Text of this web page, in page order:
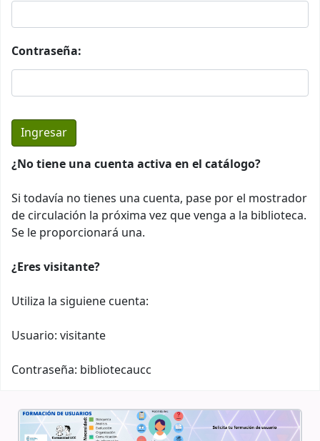
Contraseña:
¿No tiene una cuenta activa en el catálogo?
Si todavía no tienes una cuenta, pase por el mostrador
de circulación la próxima vez que venga a la biblioteca.
Se le proporcionará una.
¿Eres visitante?
Utiliza la siguiene cuenta:
Usuario: visitante
Contraseña: bibliotecaucc